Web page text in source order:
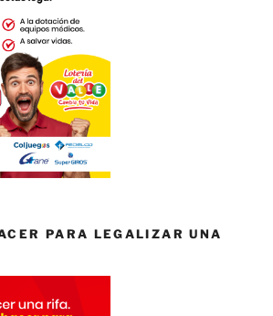
PARA LEGALIZAR UNA